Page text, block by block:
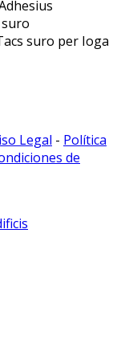
suro per Ioga
Legal - Política
de